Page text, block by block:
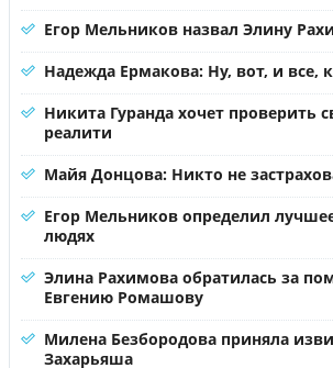
Егор Мельников назвал Элину
Надежда Ермакова: Ну, вот, и все,
Никита Гуранда хочет проверить
реалити
Майя Донцова: Никто не
Егор Мельников определил
людях
Элина Рахимова обратилась за
Евгению Ромашову
Милена Безбородова приняла
Захарьяша